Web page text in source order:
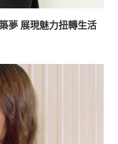
夢 展現魅力扭轉生活